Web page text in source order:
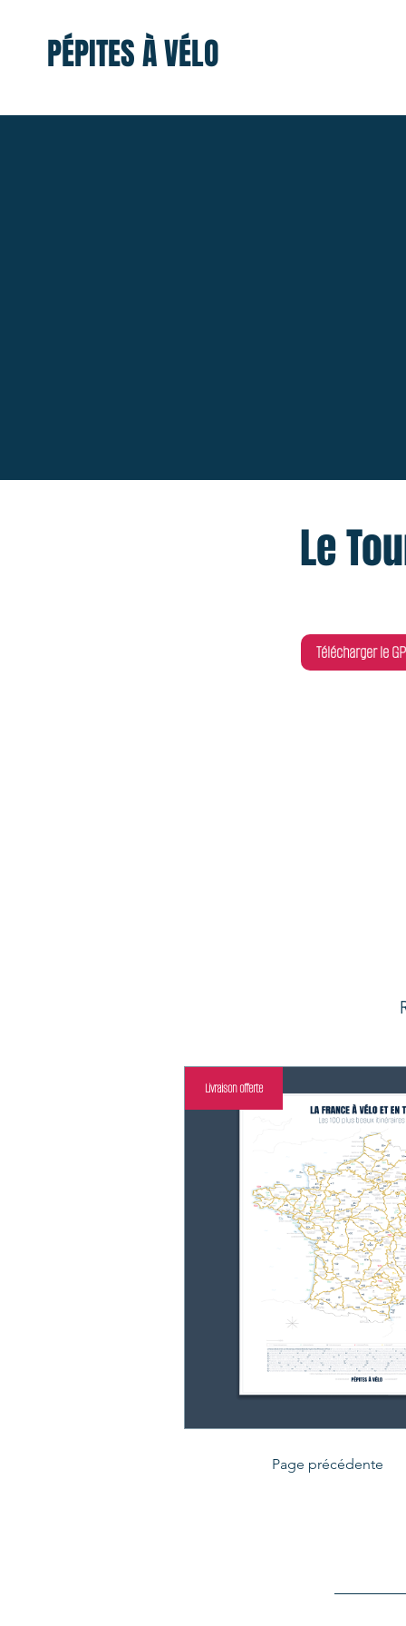
PÉPITES À VÉLO
Le
Télécharger le
Livraison offerte
Page précédente